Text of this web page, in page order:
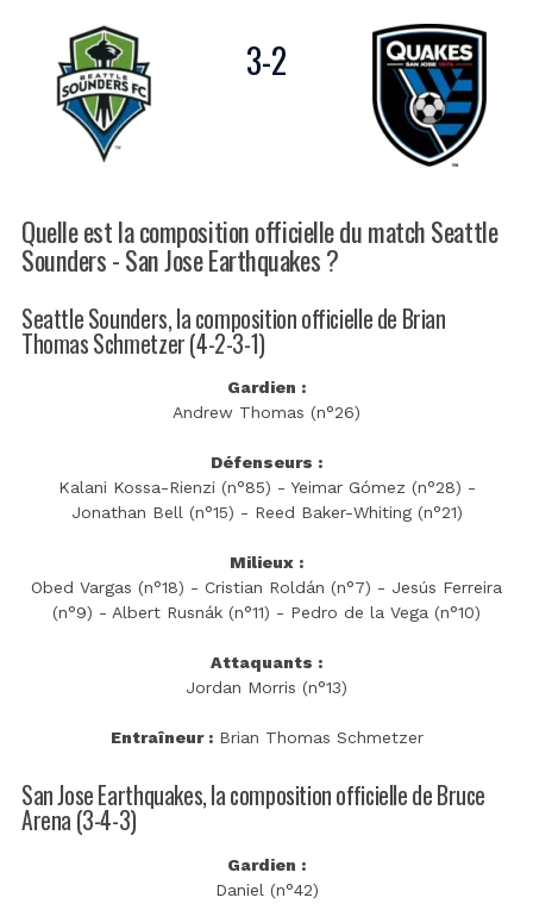
3-2
Quelle est la composition officielle du match Seattle
Sounders - San Jose Earthquakes ?
Seattle Sounders, la composition officielle de Brian
Thomas Schmetzer (4-2-3-1)
Gardien :
Andrew Thomas (n°26)
Défenseurs :
Kalani Kossa-Rienzi (n°85) - Yeimar Gómez (n°28) -
Jonathan Bell (n°15) - Reed Baker-Whiting (n°21)
Milieux :
Obed Vargas (n°18) - Cristian Roldán (n°7) - Jesús Ferreira
(n°9) - Albert Rusnák (n°11) - Pedro de la Vega (n°10)
Attaquants :
Jordan Morris (n°13)
Entraîneur :Brian Thomas Schmetzer
San Jose Earthquakes, la composition officielle de Bruce
Arena (3-4-3)
Gardien :
Daniel (n°42)